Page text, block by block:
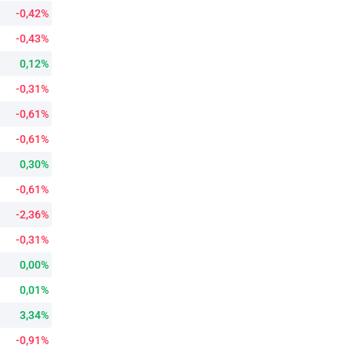
-0,42%
-0,43%
0,12%
-0,31%
-0,61%
-0,61%
0,30%
-0,61%
-2,36%
-0,31%
0,00%
0,01%
3,34%
-0,91%